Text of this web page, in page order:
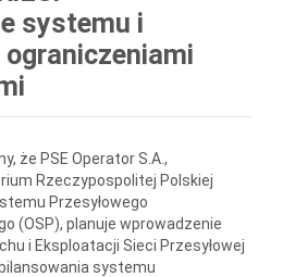
systemu i
że PSE Operator S.A.,
Rzeczypospolitej Polskiej
Przesyłowego
(OSP), planuje wprowadzenie
i Eksploatacji Sieci Przesyłowej
systemu